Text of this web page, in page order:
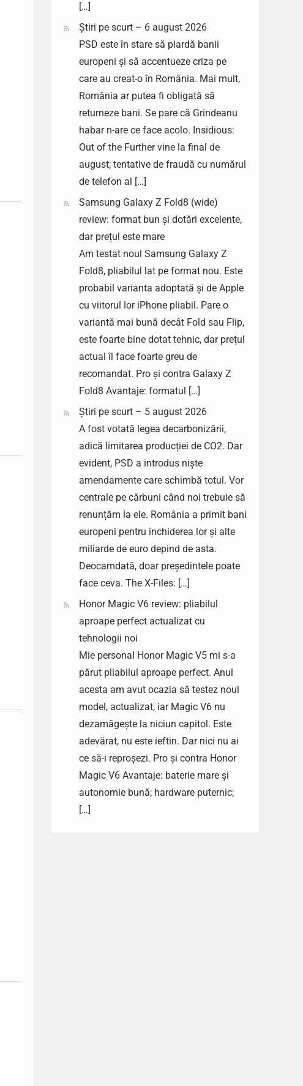
[…]
Știri pe scurt – 6 august 2026
PSD este în stare să piardă banii
europeni și să accentueze criza pe
care au creat-o în România. Mai mult,
România ar putea fi obligată să
returneze bani. Se pare că Grindeanu
habar n-are ce face acolo. Insidious:
Out of the Further vine la final de
august; tentative de fraudă cu numărul
de telefon al […]
Samsung Galaxy Z Fold8 (wide)
review: format bun și dotări excelente,
dar prețul este mare
Am testat noul Samsung Galaxy Z
Fold8, pliabilul lat pe format nou. Este
probabil varianta adoptată și de Apple
cu viitorul lor iPhone pliabil. Pare o
variantă mai bună decât Fold sau Flip,
este foarte bine dotat tehnic, dar prețul
actual îl face foarte greu de
recomandat. Pro și contra Galaxy Z
Fold8 Avantaje: formatul […]
Știri pe scurt – 5 august 2026
A fost votată legea decarbonizării,
adică limitarea producției de CO2. Dar
evident, PSD a introdus niște
amendamente care schimbă totul. Vor
centrale pe cărbuni când noi trebuie să
renunțăm la ele. România a primit bani
europeni pentru închiderea lor și alte
miliarde de euro depind de asta.
Deocamdată, doar președintele poate
face ceva. The X-Files: […]
Honor Magic V6 review: pliabilul
aproape perfect actualizat cu
tehnologii noi
Mie personal Honor Magic V5 mi s-a
părut pliabilul aproape perfect. Anul
acesta am avut ocazia să testez noul
model, actualizat, iar Magic V6 nu
dezamăgește la niciun capitol. Este
adevărat, nu este ieftin. Dar nici nu ai
ce să-i reproșezi. Pro și contra Honor
Magic V6 Avantaje: baterie mare și
autonomie bună; hardware puternic;
[…]